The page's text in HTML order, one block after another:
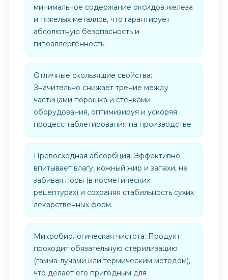
минимальное содержание оксидов железа
и тяжелых металлов, что гарантирует
абсолютную безопасность и
гипоаллергенность.
Отличные скользящие свойства:
Значительно снижает трение между
частицами порошка и стенками
оборудования, оптимизируя и ускоряя
процесс таблетирования на производстве.
Превосходная абсорбция: Эффективно
впитывает влагу, кожный жир и запахи, не
забивая поры (в косметических
рецептурах) и сохраняя стабильность сухих
лекарственных форм.
Микробиологическая чистота: Продукт
проходит обязательную стерилизацию
(гамма-лучами или термическим методом),
что делает его пригодным для